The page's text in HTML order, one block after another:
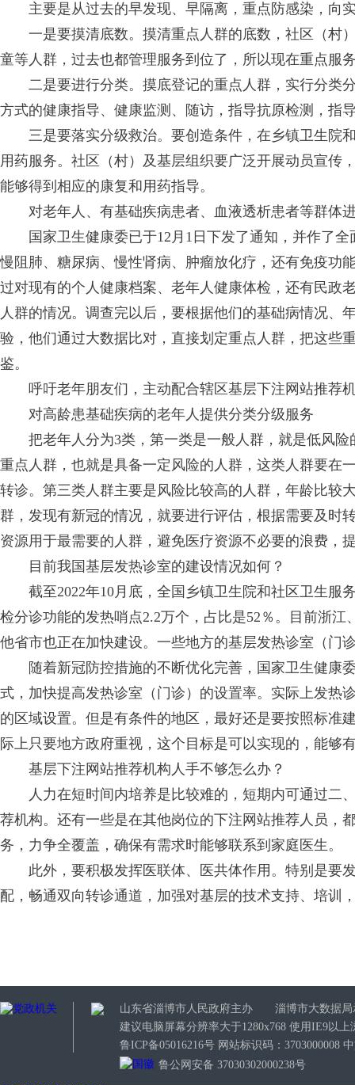
主要是从过去的早发现、早隔离，重点防感染，向
一是要摸清底数。摸清重点人群的底数，社区（村
童等人群，过去也都管理服务到位了，所以现在重点服
二是要进行分类。摸底登记的重点人群，实行分类
方式的健康指导、健康监测、随访，指导抗原检测，指
三是要落实分级救治。要创造条件，在乡镇卫生院
用药服务。社区（村）及基层组织要广泛开展动员宣传
能够得到相应的康复和用药指导。
对老年人、有基础疾病患者、血液透析患者等群体
国家卫生健康委已于12月1日下发了通知，并作了
慢阻肺、糖尿病、慢性肾病、肿瘤放化疗，还有免疫功
过对现有的个人健康档案、老年人健康体检，还有民政
人群的情况。调查完以后，要根据他们的基础病情况、
验，他们通过大数据比对，直接划定重点人群，把这些
鉴。
呼吁老年朋友们，主动配合辖区基层下注网站推荐
对高龄患基础疾病的老年人提供分类分级服务
把老年人分为3类，第一类是一般人群，就是低风
重点人群，也就是具备一定风险的人群，这类人群要在
转诊。第三类人群主要是风险比较高的人群，年龄比较
群，发现有新冠的情况，就要进行评估，根据需要及时
资源用于最需要的人群，避免医疗资源不必要的浪费，
目前我国基层发热诊室的建设情况如何？
截至2022年10月底，全国乡镇卫生院和社区卫生服
检分诊功能的发热哨点2.2万个，占比是52％。目前浙
他省市也正在加快建设。一些地方的基层发热诊室（门
随着新冠防控措施的不断优化完善，国家卫生健康
式，加快提高发热诊室（门诊）的设置率。实际上发热
的区域设置。但是有条件的地区，最好还是要按照标准
际上只要地方政府重视，这个目标是可以实现的，能够
基层下注网站推荐机构人手不够怎么办？
人力在短时间内培养是比较难的，短期内可通过二
荐机构。还有一些是在其他岗位的下注网站推荐人员，
务，力争全覆盖，确保有需求时能够联系到家庭医生。
此外，要积极发挥医联体、医共体作用。特别是要
配，畅通双向转诊通道，加强对基层的技术支持、培训
山东省淄博市人民政府主办 淄博市大数据局
建议电脑屏幕分辨率大于1280x768 使用IE9以
鲁ICP备05016216号 网站标识码：3703000008
鲁公网安备 37030302000238号